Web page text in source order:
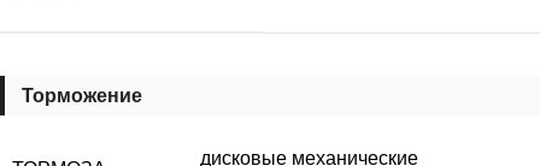
Торможение
дисковые механические